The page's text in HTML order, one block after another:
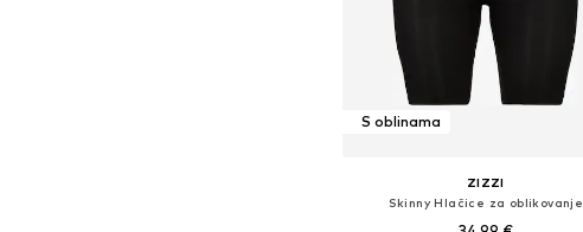
S oblinama
ZIZZI
Skinny Hlačice za oblikovanje